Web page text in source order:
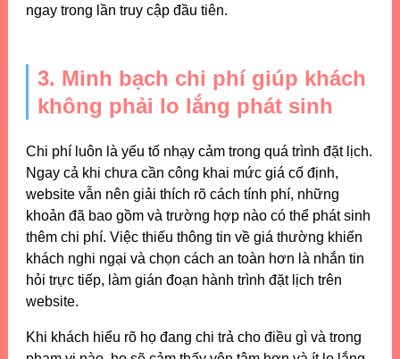
ngay trong lần truy cập đầu tiên.
3. Minh bạch chi phí giúp khách
không phải lo lắng phát sinh
Chi phí luôn là yếu tố nhạy cảm trong quá trình đặt lịch.
Ngay cả khi chưa cần công khai mức giá cố định,
website vẫn nên giải thích rõ cách tính phí, những
khoản đã bao gồm và trường hợp nào có thể phát sinh
thêm chi phí. Việc thiếu thông tin về giá thường khiến
khách nghi ngại và chọn cách an toàn hơn là nhắn tin
hỏi trực tiếp, làm gián đoạn hành trình đặt lịch trên
website.
Khi khách hiểu rõ họ đang chi trả cho điều gì và trong